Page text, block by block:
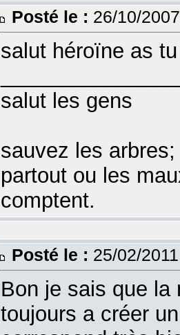
Posté le : 26/10/
salut héroïne as
salut les gens
sauvez les
partout ou les
comptent.
Posté le : 25/02/
Bon je sais que la
toujours a créer